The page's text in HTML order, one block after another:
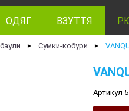
ОДЯГ ВЗУТТЯ
► Сумки-кобури ►
Артикул